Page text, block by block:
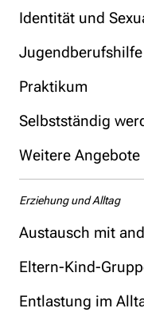
Identität und
Jugendberufshilfe
Praktikum
Selbstständig
Weitere Angebote
Erziehung und Alltag
Austausch mit
Eltern-Kind-
Entlastung im